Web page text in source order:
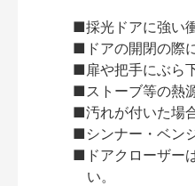
■採光ドアに強い
■ドアの開閉の際
■扉や把手にぶら
■ストーブ等の熱
■汚れが付いた場
■シンナー・ベン
■ドアクローザー
い。